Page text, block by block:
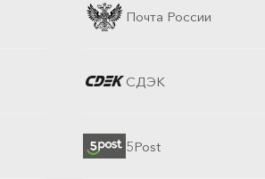
Почта России
СДЭК
5Post